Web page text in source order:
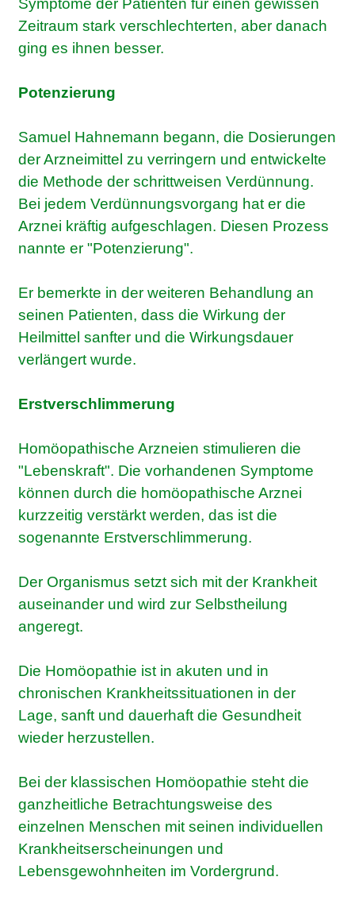
Zeitraum stark verschlechterten, aber danach
ging es ihnen besser.
Potenzierung
Samuel Hahnemann begann, die Dosierungen
der Arzneimittel zu verringern und entwickelte
die Methode der schrittweisen Verdünnung.
Bei jedem Verdünnungsvorgang hat er die
Arznei kräftig aufgeschlagen. Diesen Prozess
nannte er "Potenzierung".
Er bemerkte in der weiteren Behandlung an
seinen Patienten, dass die Wirkung der
Heilmittel sanfter und die Wirkungsdauer
verlängert wurde.
Erstverschlimmerung
Homöopathische Arzneien stimulieren die
"Lebenskraft". Die vorhandenen Symptome
können durch die homöopathische Arznei
kurzzeitig verstärkt werden, das ist die
sogenannte Erstverschlimmerung.
Der Organismus setzt sich mit der Krankheit
auseinander und wird zur Selbstheilung
angeregt.
Die Homöopathie ist in akuten und in
chronischen Krankheitssituationen in der
Lage, sanft und dauerhaft die Gesundheit
wieder herzustellen.
Bei der klassischen Homöopathie steht die
ganzheitliche Betrachtungsweise des
einzelnen Menschen mit seinen individuellen
Krankheitserscheinungen und
Lebensgewohnheiten im Vordergrund.